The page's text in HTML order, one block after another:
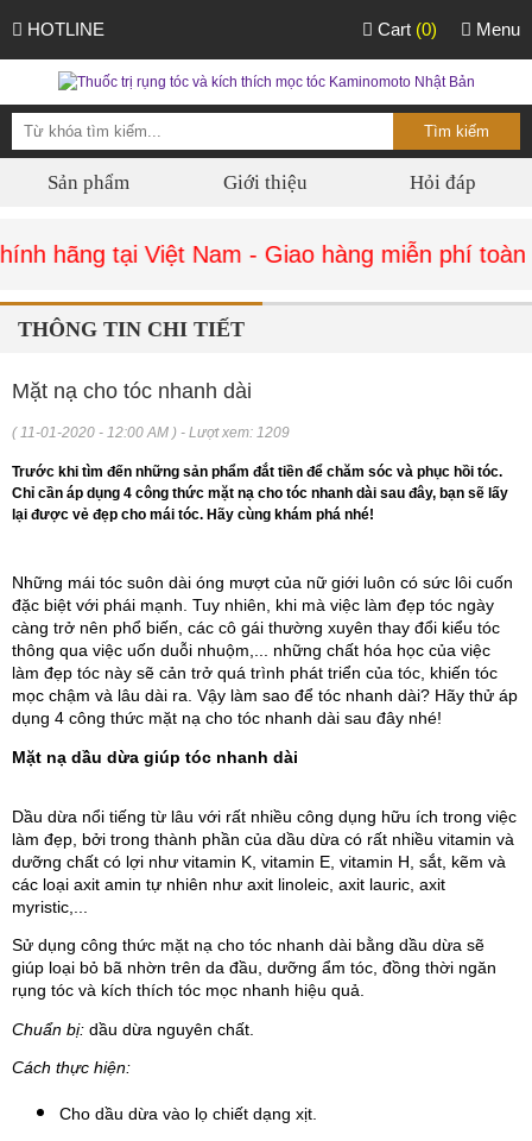
HOTLINE Menu
Cart (0)
Sản phẩm Giới thiệu Hỏi đáp
hãng tại Việt Nam - Giao hàng miễn phí toàn
THÔNG TIN CHI TIẾT
Mặt nạ cho tóc nhanh dài
( 11-01-2020 - 12:00 AM ) - Lượt xem: 1209
Trước khi tìm đến những sản phẩm đắt tiền để chăm sóc và phục hồi tóc.
Chỉ cần áp dụng 4 công thức mặt nạ cho tóc nhanh dài sau đây, bạn sẽ lấy
lại được vẻ đẹp cho mái tóc. Hãy cùng khám phá nhé!
Những mái tóc suôn dài óng mượt của nữ giới luôn có sức lôi cuốn
đặc biệt với phái mạnh. Tuy nhiên, khi mà việc làm đẹp tóc ngày
càng trở nên phổ biến, các cô gái thường xuyên thay đổi kiểu tóc
thông qua việc uốn duỗi nhuộm,... những chất hóa học của việc
làm đẹp tóc này sẽ cản trở quá trình phát triển của tóc, khiến tóc
mọc chậm và lâu dài ra. Vậy làm sao để tóc nhanh dài? Hãy thử áp
dụng 4 công thức mặt nạ cho tóc nhanh dài sau đây nhé!
Mặt nạ dầu dừa giúp tóc nhanh dài
Dầu dừa nổi tiếng từ lâu với rất nhiều công dụng hữu ích trong việc
làm đẹp, bởi trong thành phần của dầu dừa có rất nhiều vitamin và
dưỡng chất có lợi như vitamin K, vitamin E, vitamin H, sắt, kẽm và
các loại axit amin tự nhiên như axit linoleic, axit lauric, axit
myristic,...
Sử dụng công thức mặt nạ cho tóc nhanh dài bằng dầu dừa sẽ
giúp loại bỏ bã nhờn trên da đầu, dưỡng ẩm tóc, đồng thời ngăn
rụng tóc và kích thích tóc mọc nhanh hiệu quả.
Chuẩn bị: dầu dừa nguyên chất.
Cách thực hiện:
Cho dầu dừa vào lọ chiết dạng xịt.